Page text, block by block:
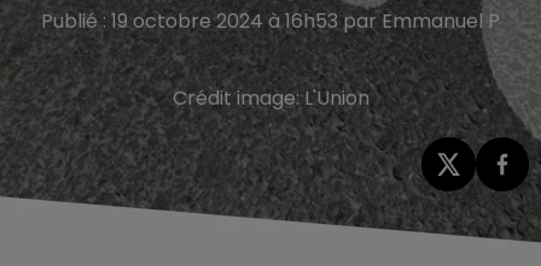
Publié : 19 octobre 2024 à 16h53 par Emmanuel P
Crédit image:L'Union